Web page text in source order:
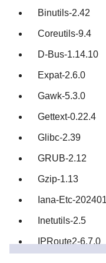
Binutils-2.42
Coreutils-9.4
D-Bus-1.14.10
Expat-2.6.0
Gawk-5.3.0
Gettext-0.22.4
Glibc-2.39
GRUB-2.12
Gzip-1.13
Iana-Etc-
Inetutils-2.5
IPRoute2-6.7.0